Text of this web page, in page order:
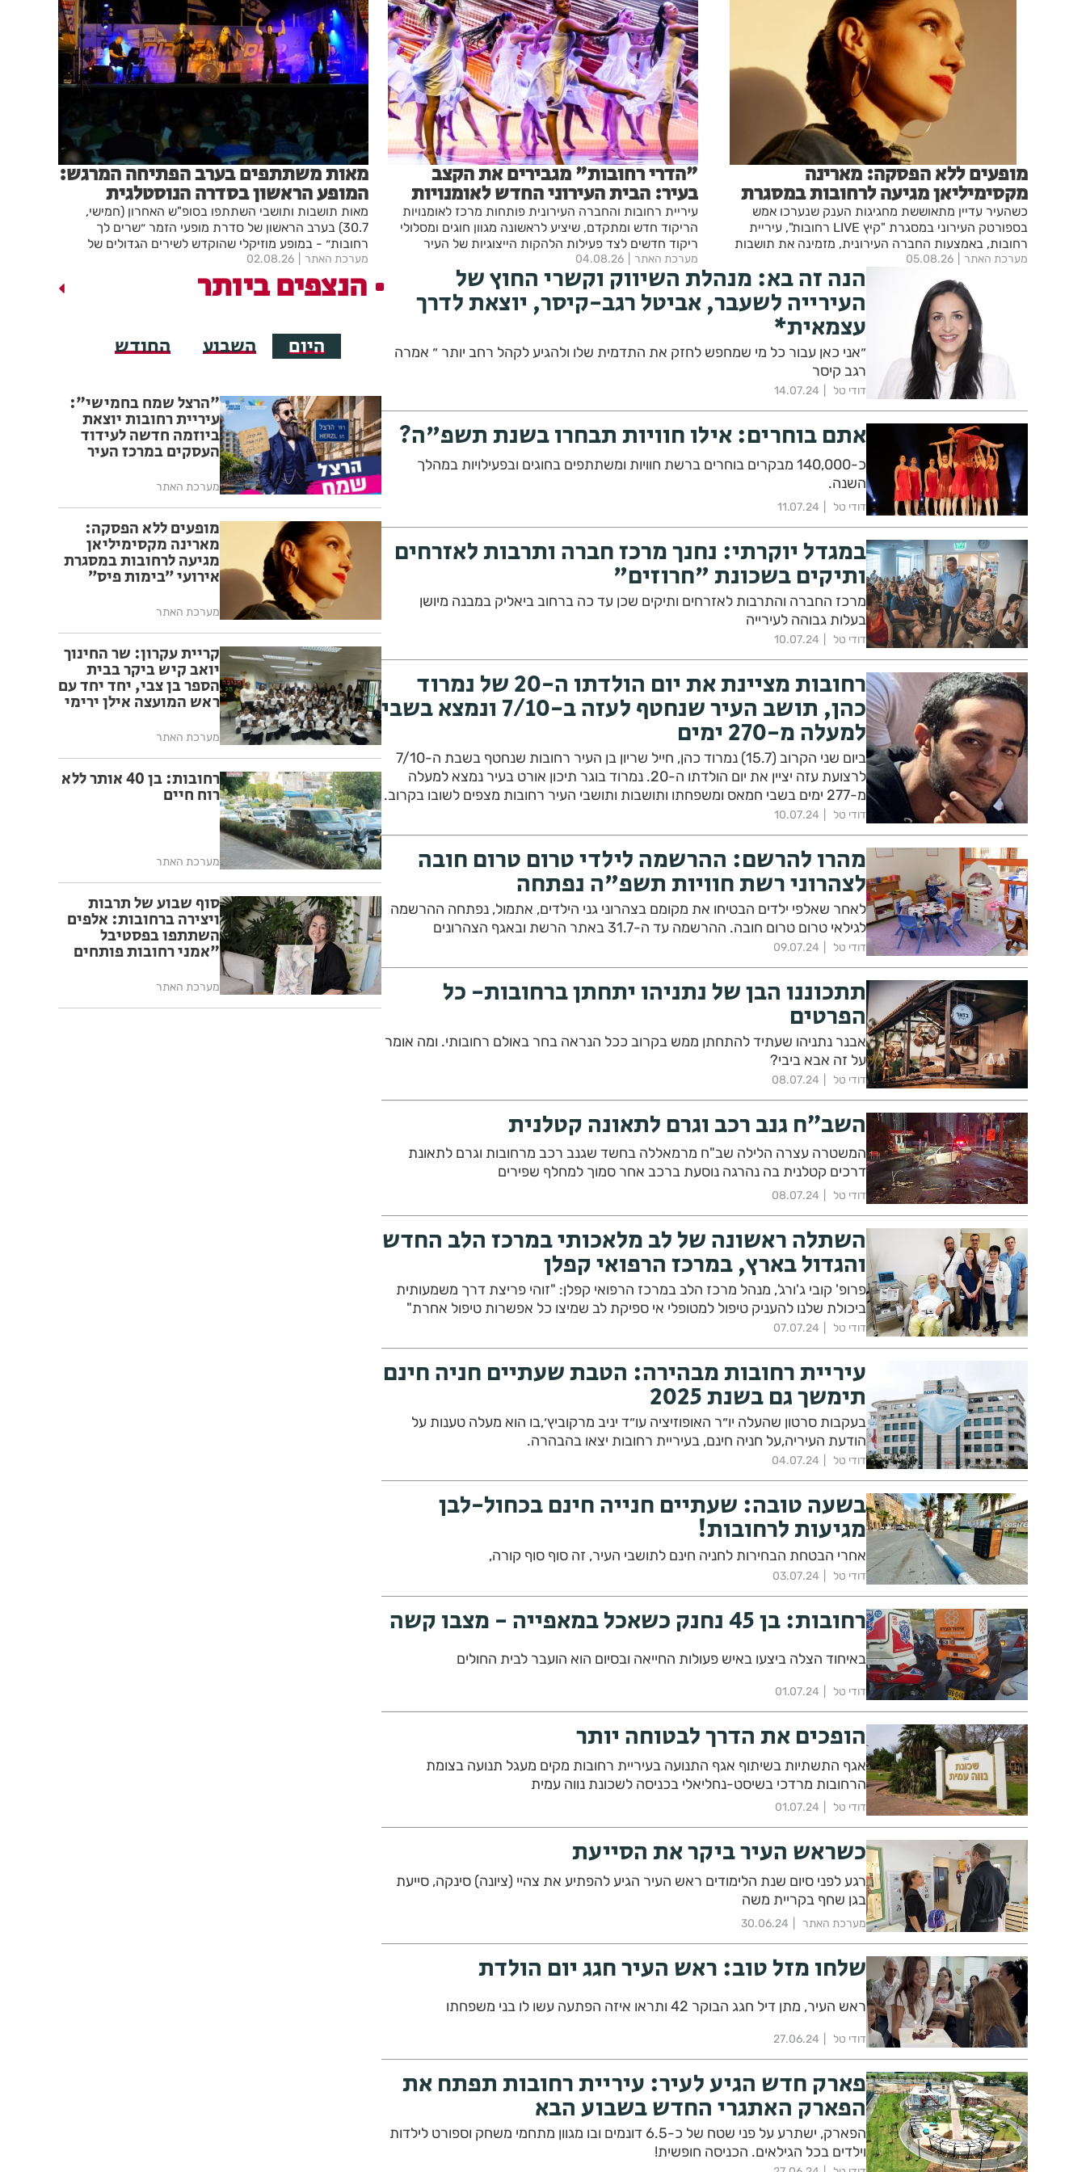
מופעים ללא הפסקה: מארינה
מקסימיליאן מגיעה לרחובות במסגרת
אירועי ״בימות פיס״
כשהעיר עדיין מתאוששת מחגיגות הענק שנערכו אמש
בספורטק העירוני במסגרת "קיץ LIVE רחובות", עיריית
רחובות, באמצעות החברה העירונית, מזמינה את תושבות
ותושבי העיר לערב מוזיקלי מיוחד עם מארינה מקסימיליאן -
מהיוצרות והמבצעות המוערכות בישראל.
מערכת האתר 05.08.26
"הדרי רחובות" מגבירים את הקצב
בעיר: הבית העירוני החדש לאומנויות
הריקוד נפתח ברחובות
עיריית רחובות והחברה העירונית פותחות מרכז לאומנויות
הריקוד חדש ומתקדם, שיציע לראשונה מגוון חוגים ומסלולי
ריקוד חדשים לצד פעילות הלהקות הייצוגיות של העיר
מערכת האתר 04.08.26
מאות משתתפים בערב הפתיחה המרגש:
המופע הראשון בסדרה הנוסטלגית
"שרים לך רחובות" יצא לדרך בפעם
ה-17
מאות תושבות ותושבי השתתפו בסופ"ש האחרון (חמישי,
30.7) בערב הראשון של סדרת מופעי הזמר ״שרים לך
רחובות״ - במופע מוזיקלי שהוקדש לשירים הגדולים של
הקולנוע הישראלי. ארבעה מופעים נוספים יתקיימו מדי יום
חמישי ברחבת העירייה. הכניסה חופשית
מערכת האתר 02.08.26
הנה זה בא: מנהלת השיווק וקשרי החוץ של
העירייה לשעבר, אביטל רגב-קיסר, יוצאת לדרך
עצמאית*
״אני כאן עבור כל מי שמחפש לחזק את התדמית שלו ולהגיע לקהל רחב יותר ״ אמרה
רגב קיסר
דודי טל 14.07.24
אתם בוחרים: אילו חוויות תבחרו בשנת תשפ"ה?
כ-140,000 מבקרים בוחרים ברשת חוויות ומשתתפים בחוגים ובפעילויות במהלך
השנה.
דודי טל 11.07.24
במגדל יוקרתי: נחנך מרכז חברה ותרבות לאזרחים
ותיקים בשכונת "חרוזים"
מרכז החברה והתרבות לאזרחים ותיקים שכן עד כה ברחוב ביאליק במבנה מיושן
בעלות גבוהה לעירייה
דודי טל 10.07.24
רחובות מציינת את יום הולדתו ה-20 של נמרוד
כהן, תושב העיר שנחטף לעזה ב-7/10 ונמצא בשבי
למעלה מ-270 ימים
ביום שני הקרוב (15.7) נמרוד כהן, חייל שריון בן העיר רחובות שנחטף בשבת ה-7/10
לרצועת עזה יציין את יום הולדתו ה-20. נמרוד בוגר תיכון אורט בעיר נמצא למעלה
מ-277 ימים בשבי חמאס ומשפחתו ותושבות ותושבי העיר רחובות מצפים לשובו בקרוב.
דודי טל 10.07.24
מהרו להרשם: ההרשמה לילדי טרום טרום חובה
לצהרוני רשת חוויות תשפ"ה נפתחה
לאחר שאלפי ילדים הבטיחו את מקומם בצהרוני גני הילדים, אתמול, נפתחה ההרשמה
לגילאי טרום טרום חובה. ההרשמה עד ה-31.7 באתר הרשת ובאגף הצהרונים
דודי טל 09.07.24
תתכוננו הבן של נתניהו יתחתן ברחובות- כל
הפרטים
אבנר נתניהו שעתיד להתחתן ממש בקרוב ככל הנראה בחר באולם רחובותי. ומה אומר
על זה אבא ביבי?
דודי טל 08.07.24
השב״ח גנב רכב וגרם לתאונה קטלנית
המשטרה עצרה הלילה שב"ח מרמאללה בחשד שגנב רכב מרחובות וגרם לתאונת
דרכים קטלנית בה נהרגה נוסעת ברכב אחר סמוך למחלף שפירים
דודי טל 08.07.24
השתלה ראשונה של לב מלאכותי במרכז הלב החדש
והגדול בארץ, במרכז הרפואי קפלן
פרופ' קובי ג'ורג', מנהל מרכז הלב במרכז הרפואי קפלן: "זוהי פריצת דרך משמעותית
ביכולת שלנו להעניק טיפול למטופלי אי ספיקת לב שמיצו כל אפשרות טיפול אחרת"
דודי טל 07.07.24
עיריית רחובות מבהירה: הטבת שעתיים חניה חינם
תימשך גם בשנת 2025
בעקבות סרטון שהעלה יו״ר האופוזיציה עו״ד יניב מרקוביץ׳,בו הוא מעלה טענות על
הודעת העיריה,על חניה חינם, בעיריית רחובות יצאו בהבהרה.
דודי טל 04.07.24
בשעה טובה: שעתיים חנייה חינם בכחול-לבן
מגיעות לרחובות!
אחרי הבטחת הבחירות לחניה חינם לתושבי העיר, זה סוף סוף קורה,
דודי טל 03.07.24
רחובות: בן 45 נחנק כשאכל במאפייה - מצבו קשה
באיחוד הצלה ביצעו באיש פעולות החייאה ובסיום הוא הועבר לבית החולים
דודי טל 01.07.24
הופכים את הדרך לבטוחה יותר
אגף התשתיות בשיתוף אגף התנועה בעיריית רחובות מקים מעגל תנועה בצומת
הרחובות מרדכי בשיסט-נחליאלי בכניסה לשכונת נווה עמית
דודי טל 01.07.24
כשראש העיר ביקר את הסייעת
רגע לפני סיום שנת הלימודים ראש העיר הגיע להפתיע את צהיי (ציונה) סינקה, סייעת
בגן שחף בקריית משה
מערכת האתר 30.06.24
שלחו מזל טוב: ראש העיר חגג יום הולדת
ראש העיר, מתן דיל חגג הבוקר 42 ותראו איזה הפתעה עשו לו בני משפחתו
דודי טל 27.06.24
פארק חדש הגיע לעיר: עיריית רחובות תפתח את
הפארק האתגרי החדש בשבוע הבא
הפארק, ישתרע על פני שטח של כ-6.5 דונמים ובו מגוון מתחמי משחק וספורט לילדות
וילדים בכל הגילאים. הכניסה חופשית!
הנצפים ביותר
היום השבוע החודש
"הרצל שמח בחמישי":
עיריית רחובות יוצאת
ביוזמה חדשה לעידוד
העסקים במרכז העיר
מערכת האתר
מופעים ללא הפסקה:
מארינה מקסימיליאן
מגיעה לרחובות במסגרת
אירועי ״בימות פיס״
מערכת האתר
קריית עקרון: שר החינוך
יואב קיש ביקר בבית
הספר בן צבי, יחד יחד עם
ראש המועצה אילן ירימי
מערכת האתר
רחובות: בן 40 אותר ללא
רוח חיים
מערכת האתר
סוף שבוע של תרבות
ויצירה ברחובות: אלפים
השתתפו בפסטיבל
"אמני רחובות פותחים
מערכת האתר